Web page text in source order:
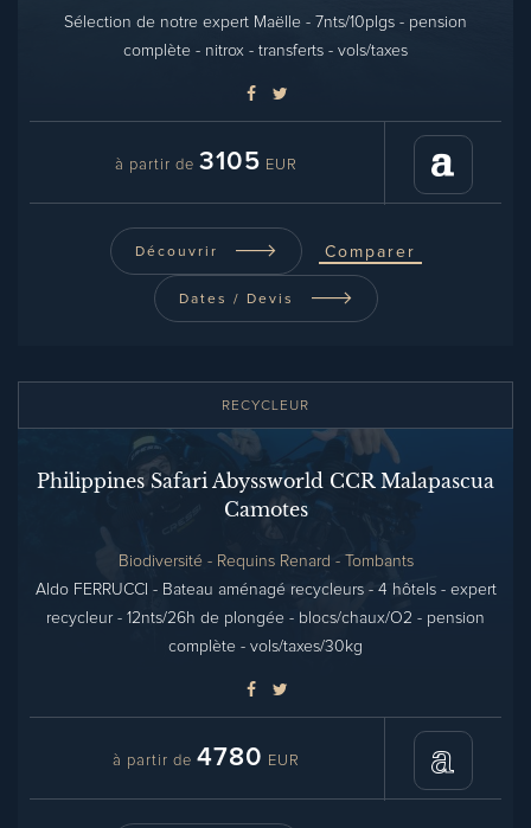
Sélection de notre expert Maëlle - 7nts/10plgs - pension
complète - nitrox - transferts - vols/taxes
à partir de3105 EUR
Découvrir Comparer
Dates / Devis
RECYCLEUR
Philippines Safari Abyssworld CCR Malapascua
Camotes
Biodiversité - Requins Renard - Tombants
Aldo FERRUCCI - Bateau aménagé recycleurs - 4 hôtels - expert
recycleur - 12nts/26h de plongée - blocs/chaux/O2 - pension
complète - vols/taxes/30kg
à partir de4780 EUR